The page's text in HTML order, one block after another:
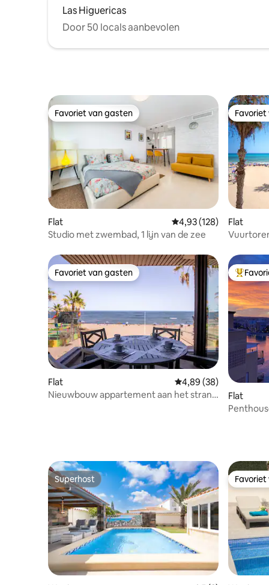
Las Higuericas
Door 50 locals aanbevolen
Favoriet van gasten
Favoriet van gasten
Flat Gemiddelde
4,93 (128)
Studio met zwembad, 1 lijn van de zee
Flat
Favoriet van gasten
Favoriet van gasten
Flat Gemiddelde
4,89 (38)
Nieuwbouw appartement aan het strand
Flat
Superhost
Superhost